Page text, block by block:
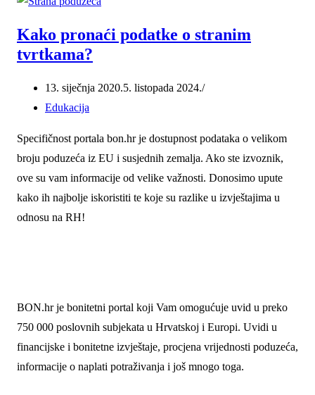
Kako pronaći podatke o stranim
tvrtkama?
13. siječnja 2020.5. listopada 2024.
Edukacija
Specifičnost portala bon.hr je dostupnost podataka o velikom
broju poduzeća iz EU i susjednih zemalja. Ako ste izvoznik,
ove su vam informacije od velike važnosti. Donosimo upute
kako ih najbolje iskoristiti te koje su razlike u izvještajima u
odnosu na RH!
BON.hr je bonitetni portal koji Vam omogućuje uvid u preko
750 000 poslovnih subjekata u Hrvatskoj i Europi. Uvidi u
financijske i bonitetne izvještaje, procjena vrijednosti poduzeća,
informacije o naplati potraživanja i još mnogo toga.